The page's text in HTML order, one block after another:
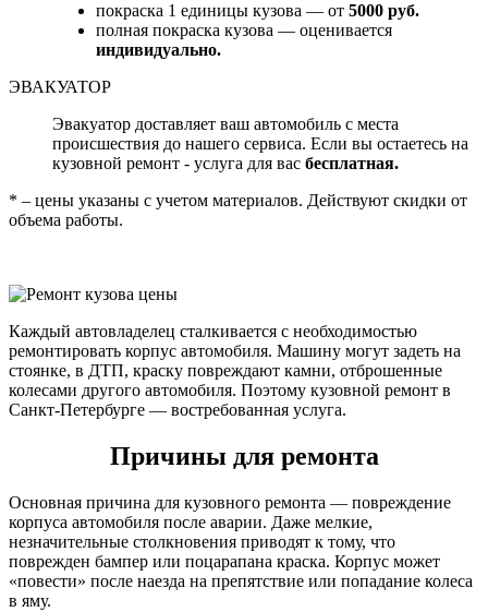
покраска 1 единицы кузова — от 5000 руб.
полная покраска кузова — оценивается
индивидуально.
ЭВАКУАТОР
Эвакуатор доставляет ваш автомобиль с места
происшествия до нашего сервиса. Если вы остаетесь на
кузовной ремонт - услуга для вас бесплатная.
* – цены указаны с учетом материалов. Действуют скидки от
объема работы.
Каждый автовладелец сталкивается с необходимостью
ремонтировать корпус автомобиля. Машину могут задеть на
стоянке, в ДТП, краску повреждают камни, отброшенные
колесами другого автомобиля. Поэтому кузовной ремонт в
Санкт-Петербурге — востребованная услуга.
Причины для ремонта
Основная причина для кузовного ремонта — повреждение
корпуса автомобиля после аварии. Даже мелкие,
незначительные столкновения приводят к тому, что
поврежден бампер или поцарапана краска. Корпус может
«повести» после наезда на препятствие или попадание колеса
в яму.